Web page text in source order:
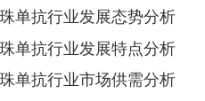
单抗行业发展态势分析
单抗行业发展特点分析
单抗行业市场供需分析